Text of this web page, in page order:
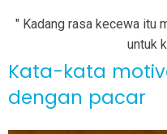
" Kadang rasa kecewa itu
untuk
Kata-kata
dengan pacar